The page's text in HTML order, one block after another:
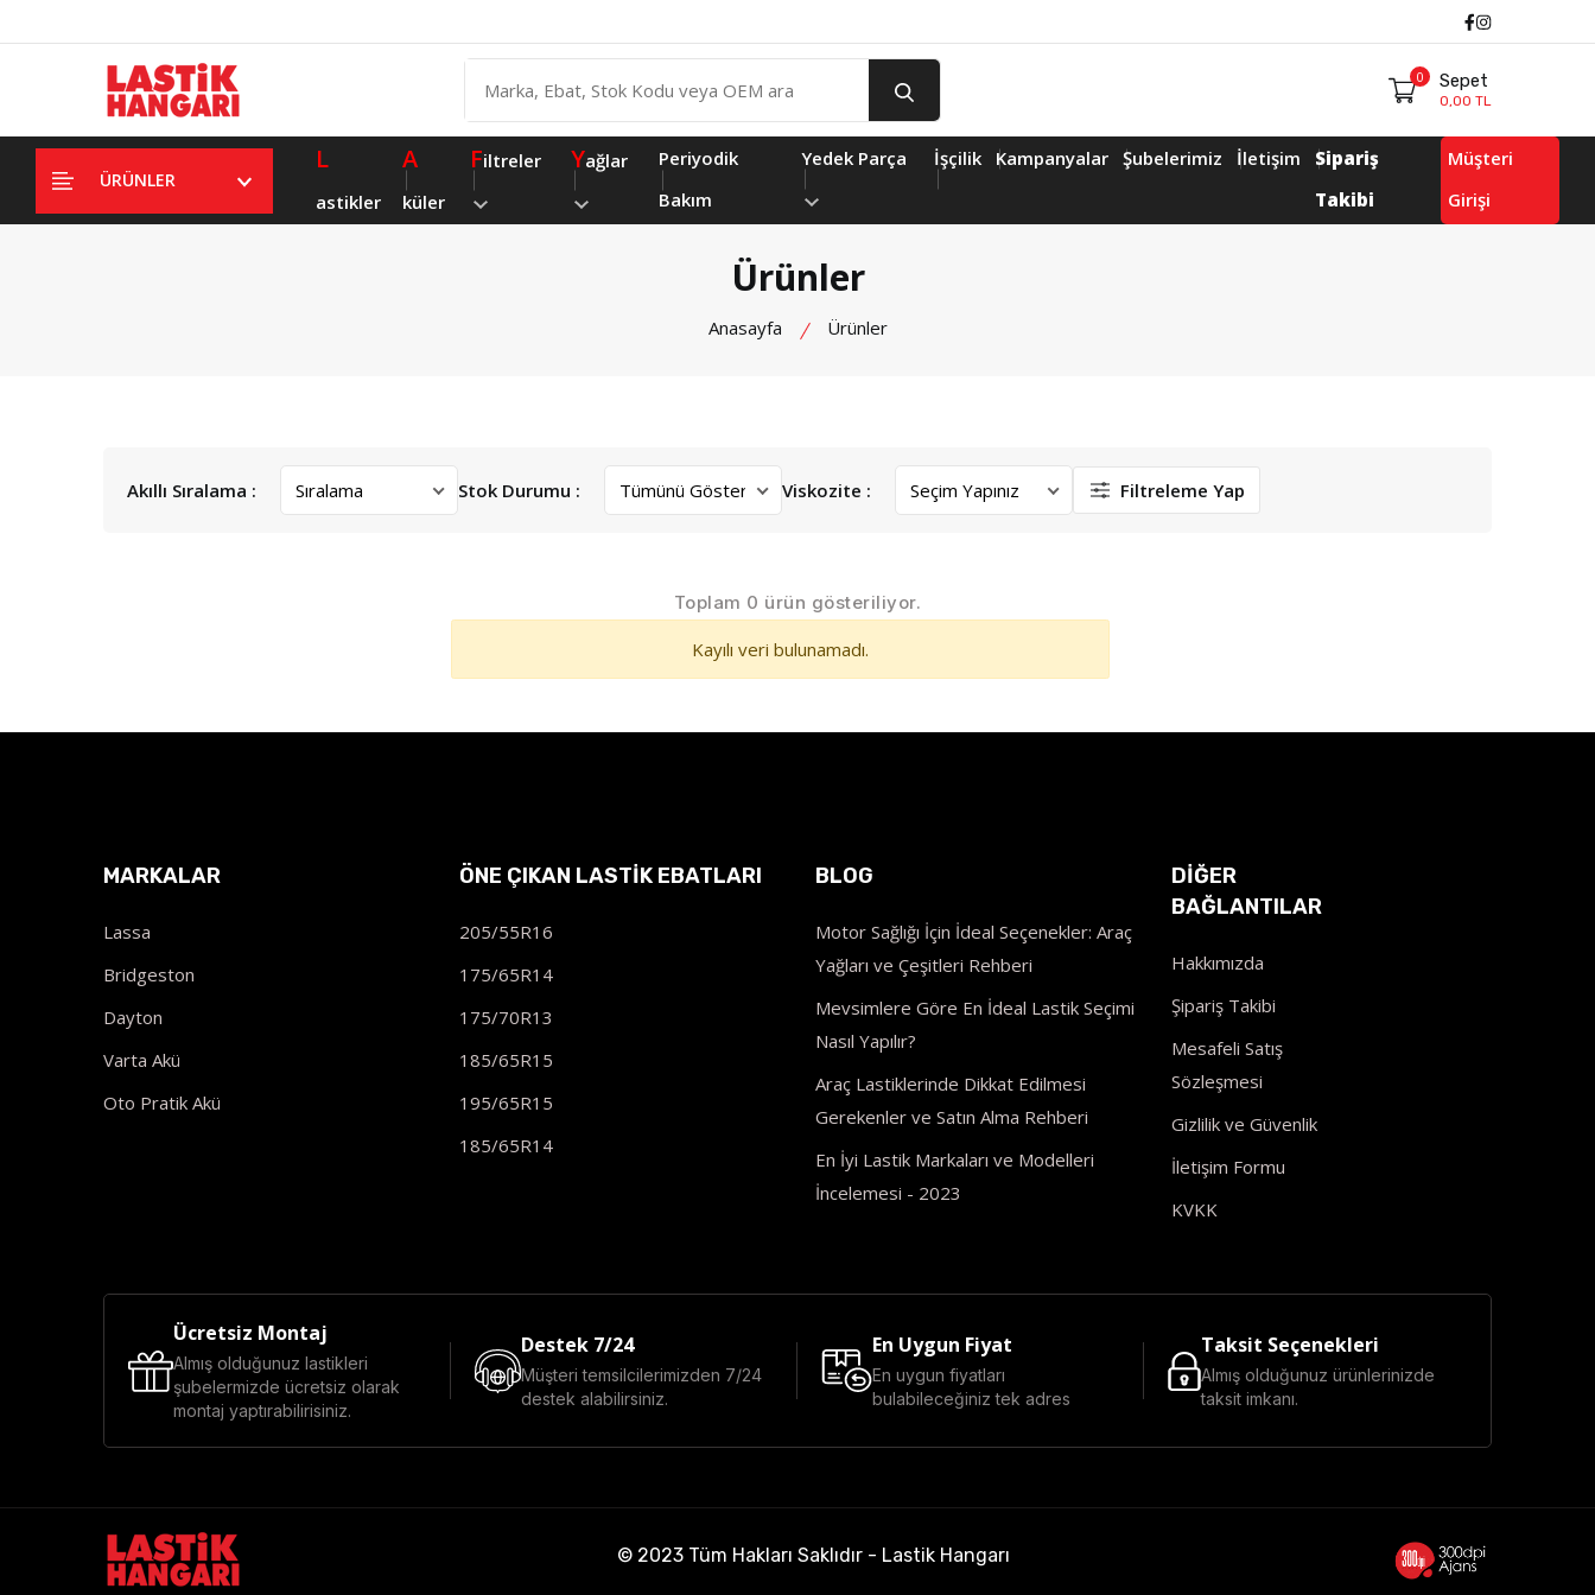
Facebook
Instagram
0 Sepet
0,00 TL
ÜRÜNLER
L
astikler
A
küler
Filtreler Yağlar
Periyodik
Bakım
Yedek Parça İşçilik Kampanyalar Şubelerimiz İletişim
Sipariş
Takibi
Müşteri
Girişi
Ürünler
Anasayfa Ürünler
Akıllı Sıralama : Stok Durumu : Viskozite : Filtreleme Yap
Toplam 0 ürün gösteriliyor.
Kayılı veri bulunamadı.
MARKALAR
Lassa
Bridgeston
Dayton
Varta Akü
Oto Pratik Akü
ÖNE ÇIKAN LASTIK EBATLARI
205/55R16
175/65R14
175/70R13
185/65R15
195/65R15
185/65R14
BLOG
Motor Sağlığı İçin İdeal Seçenekler: Araç
Yağları ve Çeşitleri Rehberi
Mevsimlere Göre En İdeal Lastik Seçimi
Nasıl Yapılır?
Araç Lastiklerinde Dikkat Edilmesi
Gerekenler ve Satın Alma Rehberi
En İyi Lastik Markaları ve Modelleri
İncelemesi - 2023
DİĞER
BAĞLANTILAR
Hakkımızda
Şipariş Takibi
Mesafeli Satış
Sözleşmesi
Gizlilik ve Güvenlik
İletişim Formu
KVKK
Ücretsiz Montaj
Almış olduğunuz lastikleri
şubelermizde ücretsiz olarak
montaj yaptırabilirisiniz.
Destek 7/24
Müşteri temsilcilerimizden 7/24
destek alabilirsiniz.
En Uygun Fiyat
En uygun fiyatları
bulabileceğiniz tek adres
Taksit Seçenekleri
Almış olduğunuz ürünlerinizde
taksit imkanı.
© 2023 Tüm Hakları Saklıdır - Lastik Hangarı